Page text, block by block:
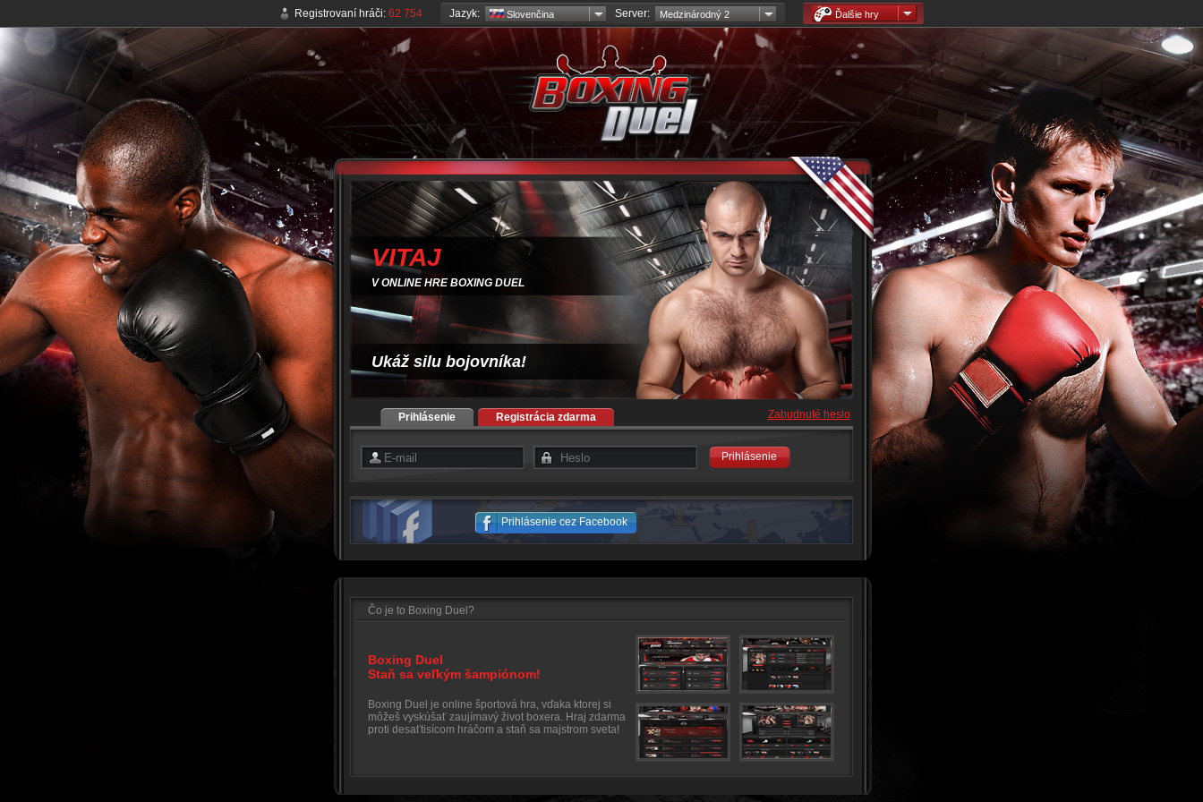
Registrovaní hráči: 62 754 Jazyk: Slovenčina Server: Medzinárodný 2 Ďalšie hry
VITAJ
V ONLINE HRE BOXING DUEL
Ukáž silu bojovníka!
Prihlásenie Registrácia zdarma Zabudnuté heslo
Prihlásenie
Prihlásenie cez Facebook
Čo je to Boxing Duel?
Boxing Duel
Staň sa veľkým šampiónom!
Boxing Duel je online športová hra, vďaka ktorej si
môžeš vyskúšať zaujímavý život boxera. Hraj zdarma
proti desaťtisícom hráčom a staň sa majstrom sveta!